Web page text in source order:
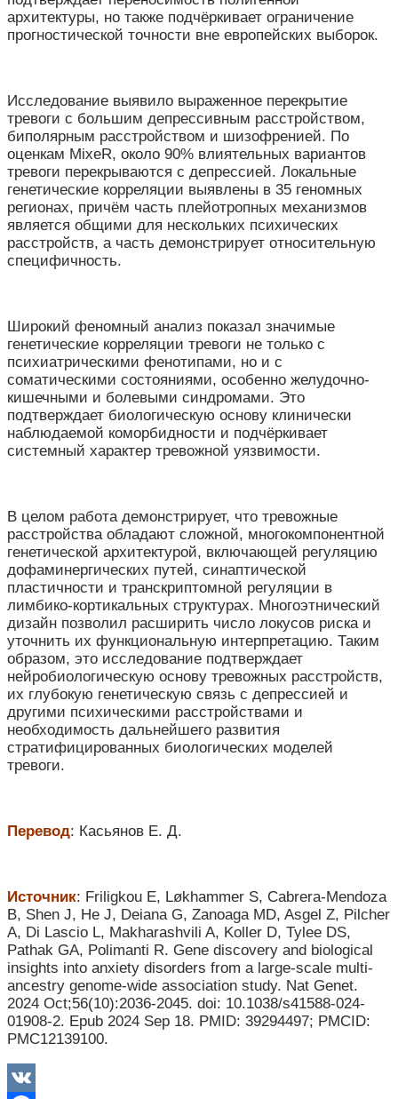
архитектуры, но также подчёркивает ограничение
прогностической точности вне европейских выборок.
Исследование выявило выраженное перекрытие
тревоги с большим депрессивным расстройством,
биполярным расстройством и шизофренией. По
оценкам MixeR, около 90% влиятельных вариантов
тревоги перекрываются с депрессией. Локальные
генетические корреляции выявлены в 35 геномных
регионах, причём часть плейотропных механизмов
является общими для нескольких психических
расстройств, а часть демонстрирует относительную
специфичность.
Широкий феномный анализ показал значимые
генетические корреляции тревоги не только с
психиатрическими фенотипами, но и с
соматическими состояниями, особенно желудочно-
кишечными и болевыми синдромами. Это
подтверждает биологическую основу клинически
наблюдаемой коморбидности и подчёркивает
системный характер тревожной уязвимости.
В целом работа демонстрирует, что тревожные
расстройства обладают сложной, многокомпонентной
генетической архитектурой, включающей регуляцию
дофаминергических путей, синаптической
пластичности и транскриптомной регуляции в
лимбико-кортикальных структурах. Многоэтнический
дизайн позволил расширить число локусов риска и
уточнить их функциональную интерпретацию. Таким
образом, это исследование подтверждает
нейробиологическую основу тревожных расстройств,
их глубокую генетическую связь с депрессией и
другими психическими расстройствами и
необходимость дальнейшего развития
стратифицированных биологических моделей
тревоги.
Перевод: Касьянов Е. Д.
Источник: Friligkou E, Løkhammer S, Cabrera-Mendoza
B, Shen J, He J, Deiana G, Zanoaga MD, Asgel Z, Pilcher
A, Di Lascio L, Makharashvili A, Koller D, Tylee DS,
Pathak GA, Polimanti R. Gene discovery and biological
insights into anxiety disorders from a large-scale multi-
ancestry genome-wide association study. Nat Genet.
2024 Oct;56(10):2036-2045. doi: 10.1038/s41588-024-
01908-2. Epub 2024 Sep 18. PMID: 39294497; PMCID:
PMC12139100.